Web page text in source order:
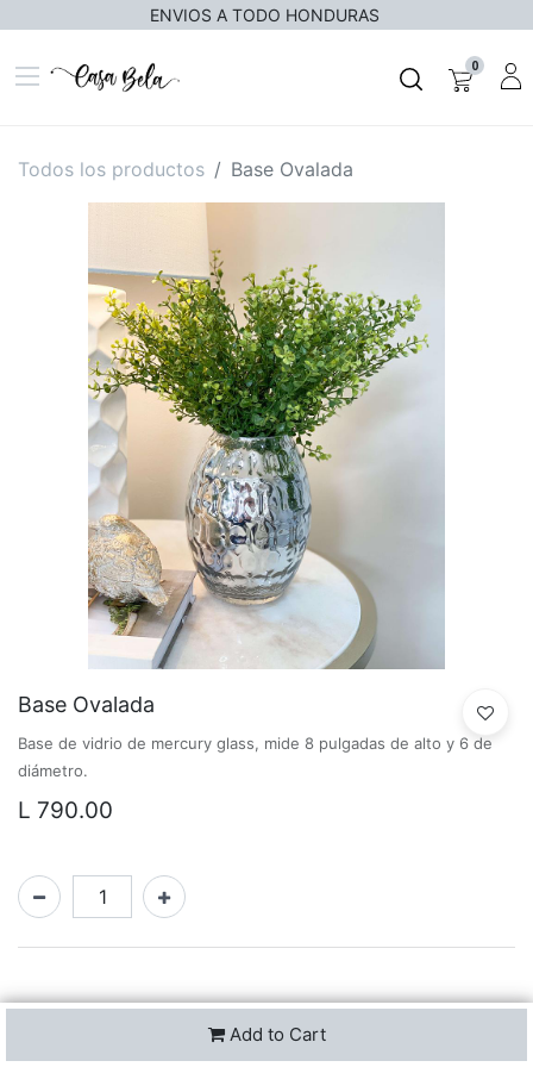
ENVIOS A TODO HONDURAS
0
Todos los productos Base Ovalada
Base Ovalada
Base de vidrio de mercury glass, mide 8 pulgadas de alto y 6 de
diámetro.
L 790.00
Add to Cart